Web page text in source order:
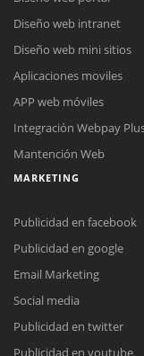
Nuestros ejecutivos le
Diseño web intranet
Diseño web mini sitios
Aplicaciones moviles
APP web móviles
Integración Webpay
Mantención Web
MARKETING
Publicidad en facebook
Publicidad en google
Email Marketing
Social media
Publicidad en twitter
Publicidad en youtube